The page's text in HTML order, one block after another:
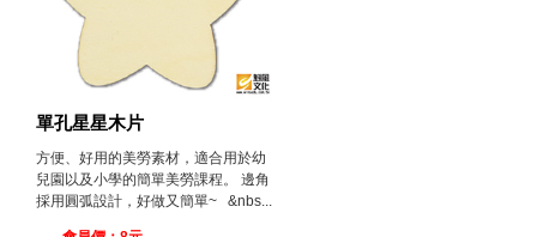
單孔星星木片
方便、好用的美勞素材，適合用於幼
兒園以及小學的簡單美勞課程。 邊角
採用圓弧設計，好做又簡單~ &nbs...